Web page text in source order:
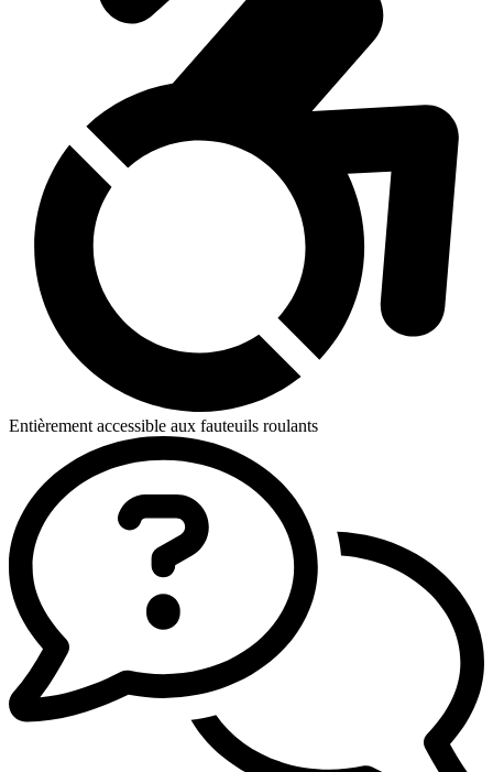
Entièrement accessible aux fauteuils roulants